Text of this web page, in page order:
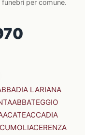
per comune.
LARIANA
ABBATEGGIO
ACATEACCADIA
ACERENZA